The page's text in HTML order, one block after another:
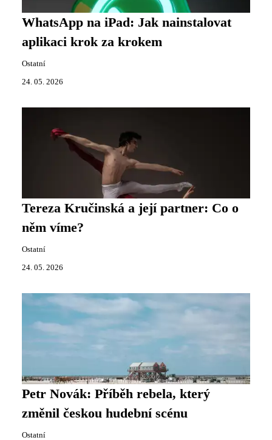
WhatsApp na iPad: Jak nainstalovat
aplikaci krok za krokem
Ostatní
24. 05. 2026
Tereza Kručinská a její partner: Co o
něm víme?
Ostatní
24. 05. 2026
Petr Novák: Příběh rebela, který
změnil českou hudební scénu
Ostatní